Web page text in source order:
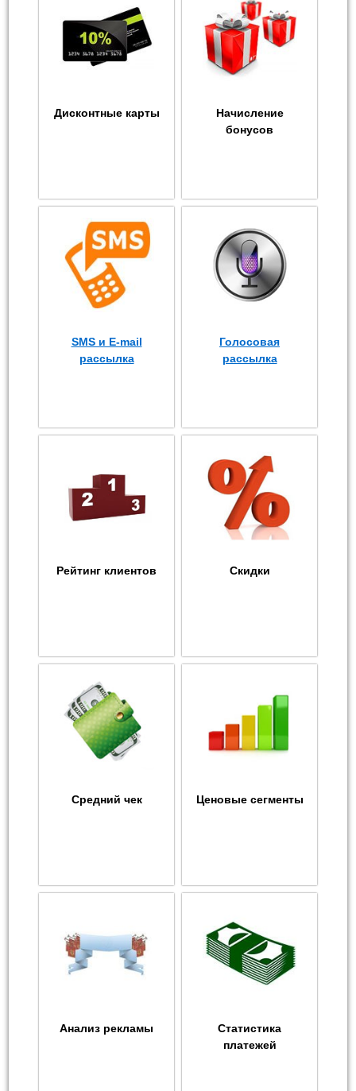
Дисконтные карты
Начисление
бонусов
SMS и E-mail
рассылка
Голосовая
рассылка
Рейтинг клиентов Скидки
Средний чек Ценовые сегменты
Анализ рекламы
Статистика
платежей